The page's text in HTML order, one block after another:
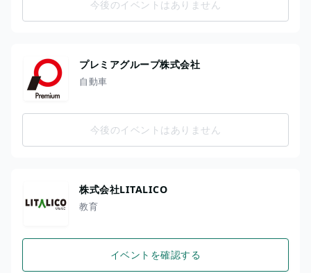
今後のイベントはありません
プレミアグループ株式会社
自動車
今後のイベントはありません
株式会社LITALICO
教育
イベントを確認する